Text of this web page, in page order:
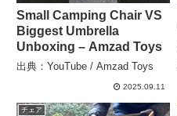
Small Camping Chair VS
Biggest Umbrella
Unboxing – Amzad Toys
出典：YouTube / Amzad Toys
2025.09.11
チェア